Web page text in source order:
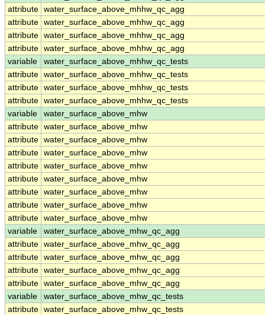
attribute water_surface_above_mhhw_qc_agg
attribute water_surface_above_mhhw_qc_agg
attribute water_surface_above_mhhw_qc_agg
attribute water_surface_above_mhhw_qc_agg
variable
water_surface_above_mhhw_qc_tests
attribute water_surface_above_mhhw_qc_tests
attribute water_surface_above_mhhw_qc_tests
attribute water_surface_above_mhhw_qc_tests
variable
water_surface_above_mhw
attribute water_surface_above_mhw
attribute water_surface_above_mhw
attribute water_surface_above_mhw
attribute water_surface_above_mhw
attribute water_surface_above_mhw
attribute water_surface_above_mhw
attribute water_surface_above_mhw
attribute water_surface_above_mhw
variable
water_surface_above_mhw_qc_agg
attribute water_surface_above_mhw_qc_agg
attribute water_surface_above_mhw_qc_agg
attribute water_surface_above_mhw_qc_agg
attribute water_surface_above_mhw_qc_agg
variable
water_surface_above_mhw_qc_tests
attribute water_surface_above_mhw_qc_tests